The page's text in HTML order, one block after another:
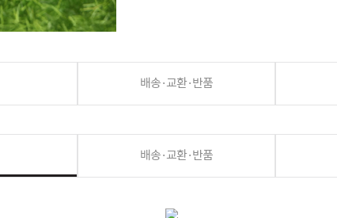
배송·교환·반품
배송·교환·반품